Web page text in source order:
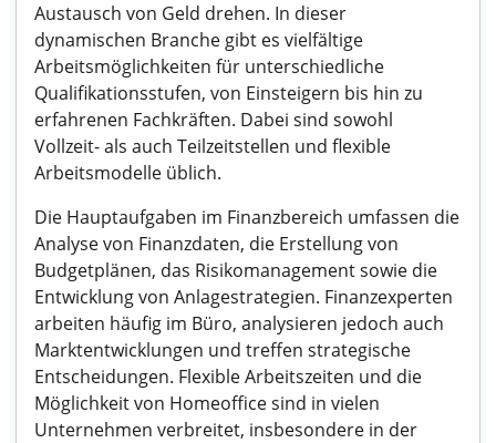
Austausch von Geld drehen. In dieser
dynamischen Branche gibt es vielfältige
Arbeitsmöglichkeiten für unterschiedliche
Qualifikationsstufen, von Einsteigern bis hin zu
erfahrenen Fachkräften. Dabei sind sowohl
Vollzeit- als auch Teilzeitstellen und flexible
Arbeitsmodelle üblich.
Die Hauptaufgaben im Finanzbereich umfassen die
Analyse von Finanzdaten, die Erstellung von
Budgetplänen, das Risikomanagement sowie die
Entwicklung von Anlagestrategien. Finanzexperten
arbeiten häufig im Büro, analysieren jedoch auch
Marktentwicklungen und treffen strategische
Entscheidungen. Flexible Arbeitszeiten und die
Möglichkeit von Homeoffice sind in vielen
Unternehmen verbreitet, insbesondere in der